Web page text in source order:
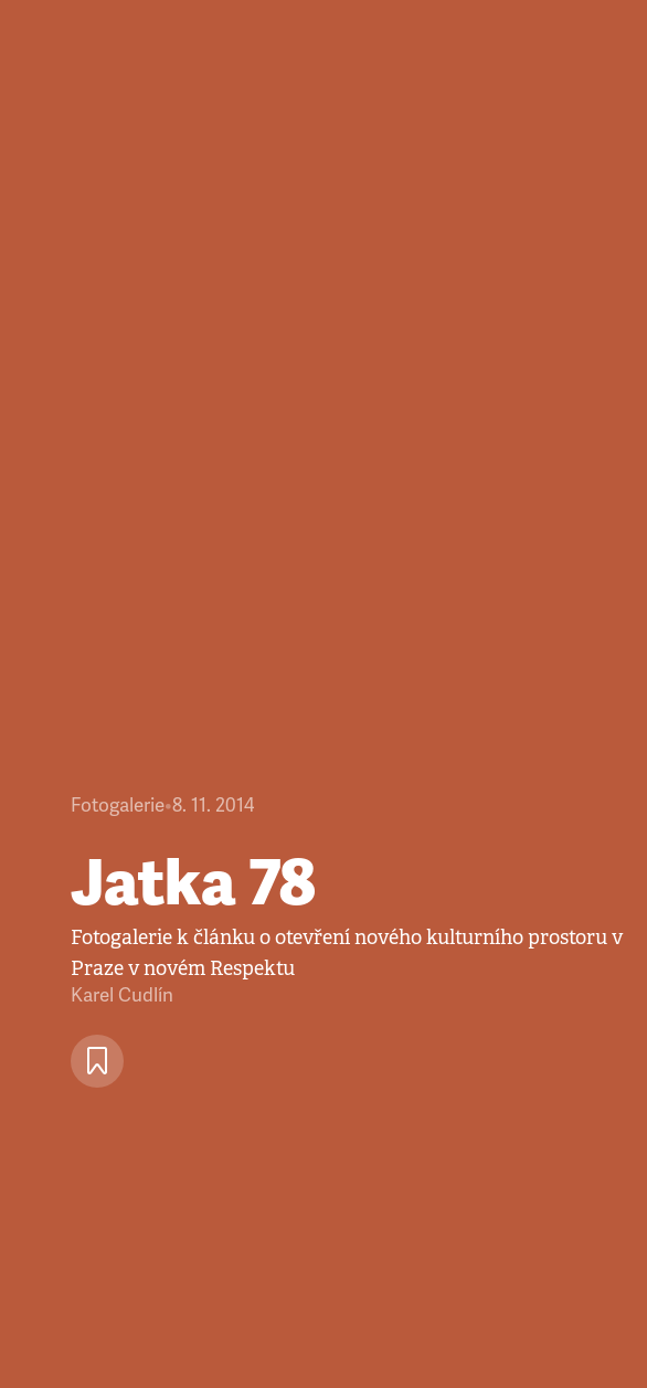
Fotogalerie•8. 11. 2014
Jatka 78
Fotogalerie k článku o otevření nového kulturního prostoru v
Praze v novém Respektu
Karel Cudlín